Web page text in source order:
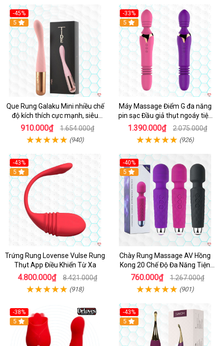
-45%
Hot
5
Que Rung Galaku Mini nhiều chế
độ kích thích cực mạnh, siêu
sướng
910.000₫ 1.654.000₫
(940)
-33%
Hot
5
Máy Massage Điểm G đa năng
pin sạc Đầu giả thụt ngoáy tiện
lợi
1.390.000₫ 2.075.000₫
(926)
-43%
Hot
5
Trứng Rung Lovense Vulse Rung
Thụt App Điều Khiển Từ Xa
4.800.000₫ 8.421.000₫
(918)
-40%
5
Chày Rung Massage AV Hồng
Kong 20 Chế Độ Đa Năng Tiện
Lợi
760.000₫ 1.267.000₫
(901)
-38%
Hot
5
-43%
Hot
5